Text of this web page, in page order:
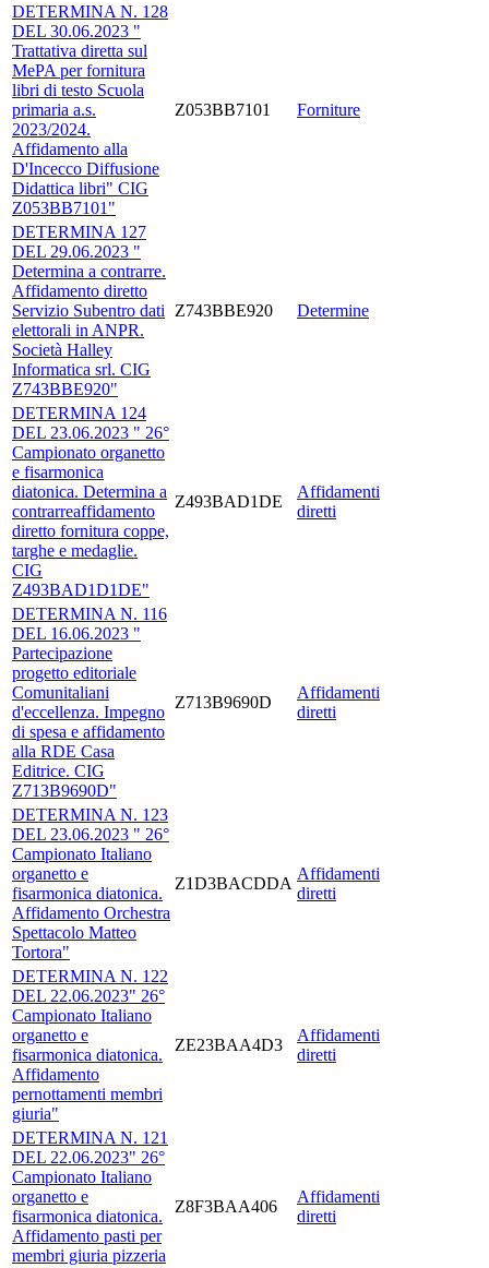
DETERMINA N. 128
DEL 30.06.2023 "
Trattativa diretta sul
MePA per fornitura
libri di testo Scuola
primaria a.s.
2023/2024.
Affidamento alla
D'Incecco Diffusione
Didattica libri" CIG
Z053BB7101"
Z053BB7101 Forniture
DETERMINA 127
DEL 29.06.2023 "
Determina a contrarre.
Affidamento diretto
Servizio Subentro dati
elettorali in ANPR.
Società Halley
Informatica srl. CIG
Z743BBE920"
Z743BBE920 Determine
DETERMINA 124
DEL 23.06.2023 " 26°
Campionato organetto
e fisarmonica
diatonica. Determina a
contrarreaffidamento
diretto fornitura coppe,
targhe e medaglie.
CIG
Z493BAD1D1DE"
Z493BAD1DE
Affidamenti
diretti
DETERMINA N. 116
DEL 16.06.2023 "
Partecipazione
progetto editoriale
Comunitaliani
d'eccellenza. Impegno
di spesa e affidamento
alla RDE Casa
Editrice. CIG
Z713B9690D"
Z713B9690D
Affidamenti
diretti
DETERMINA N. 123
DEL 23.06.2023 " 26°
Campionato Italiano
organetto e
fisarmonica diatonica.
Affidamento Orchestra
Spettacolo Matteo
Tortora"
Z1D3BACDDA
Affidamenti
diretti
DETERMINA N. 122
DEL 22.06.2023" 26°
Campionato Italiano
organetto e
fisarmonica diatonica.
Affidamento
pernottamenti membri
giuria"
ZE23BAA4D3
Affidamenti
diretti
DETERMINA N. 121
DEL 22.06.2023" 26°
Campionato Italiano
organetto e
fisarmonica diatonica.
Affidamento pasti per
membri giuria pizzeria
Z8F3BAA406
Affidamenti
diretti